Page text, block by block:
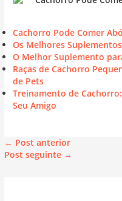
Cachorro Pode Comer
Os Melhores
O Melhor Suplemento
Raças de Cachorro
de Pets
Treinamento de
Seu Amigo
← Post anterior
Post seguinte →